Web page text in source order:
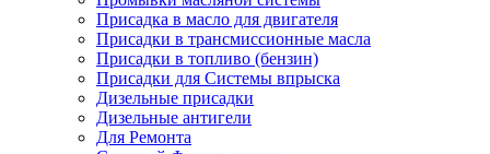
Присадка в масло для двигателя
Присадки в трансмиссионные масла
Присадки в топливо (бензин)
Присадки для Системы впрыска
Дизельные присадки
Дизельные антигели
Для Ремонта